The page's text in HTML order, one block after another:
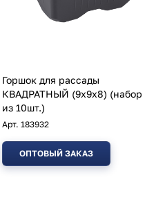
Горшок для рассады
КВАДРАТНЫЙ (9х9х8) (набор
из 10шт.)
Арт. 183932
ОПТОВЫЙ ЗАКАЗ